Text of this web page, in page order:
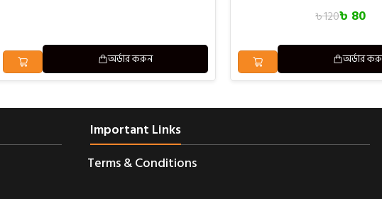
অর্ডার করুন
৳120৳ 80
অর্ডার
Important Links
Terms & Conditions